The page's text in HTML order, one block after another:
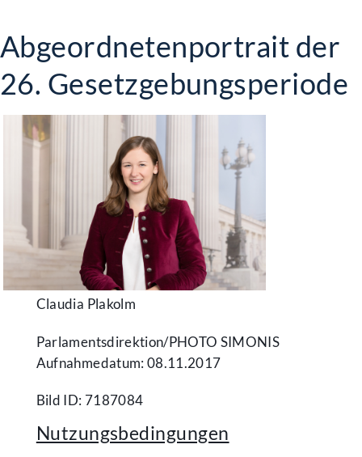
Abgeordnetenportrait der
26. Gesetzgebungsperiode
Claudia Plakolm
Parlamentsdirektion/​PHOTO SIMONIS
Aufnahmedatum: 08.11.2017
Bild ID: 7187084
Nutzungsbedingungen